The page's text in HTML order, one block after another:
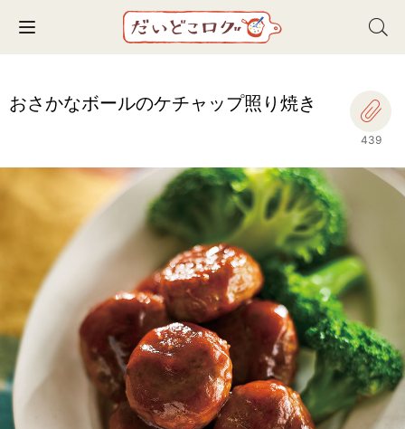
Toggle navigation
おさかなボールのケチャップ照り焼き
439